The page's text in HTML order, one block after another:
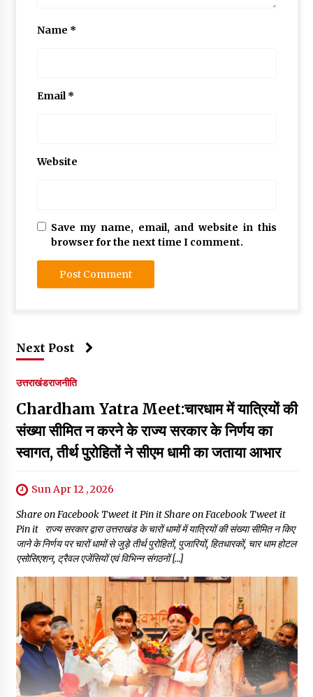
Name *
Email*
Website
Save my name, email, and website in this
browser for the next time I comment.
Next Post
उत्तराखंडराजनीति
Chardham Yatra Meet:चारधाम में यात्रियों की
संख्या सीमित न करने के राज्य सरकार के निर्णय का
स्वागत, तीर्थ पुरोहितों ने सीएम धामी का जताया आभार
Sun Apr 12 , 2026
Share on Facebook Tweet it Pin it Share on Facebook Tweet it
Pin it राज्य सरकार द्वारा उत्तराखंड के चारों धामों में यात्रियों की संख्या सीमित न किए
जाने के निर्णय पर चारों धामों से जुड़े तीर्थ पुरोहितों, पुजारियों, हितधारकों, चार धाम होटल
एसोसिएशन, ट्रैवल एजेंसियों एवं विभिन्न संगठनों […]